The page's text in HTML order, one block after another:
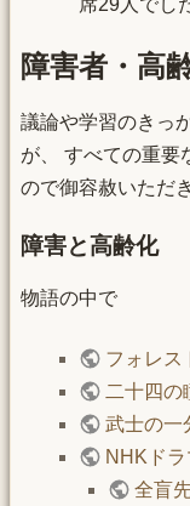
障害者・高
議論や学習のきっ
が、 すべての重要
ので御容赦いただ
障害と高齢化
物語の中で
フォレス
二十四の
武士の一
NHKドラ
全盲